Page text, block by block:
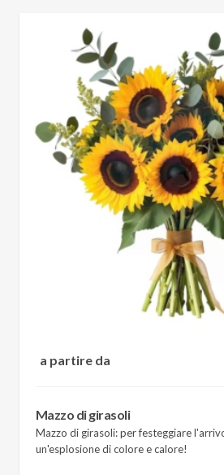
a partire da
Mazzo di girasoli
Mazzo di girasoli: per festeggiare
un'esplosione di colore e calore!